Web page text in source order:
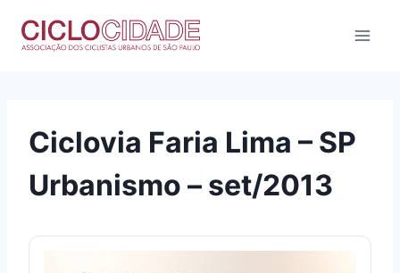
para
Ciclovia Faria Lima – SP
Urbanismo – set/2013